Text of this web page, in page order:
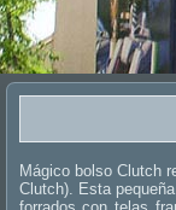
Mágico bolso Clutch
Clutch). Esta